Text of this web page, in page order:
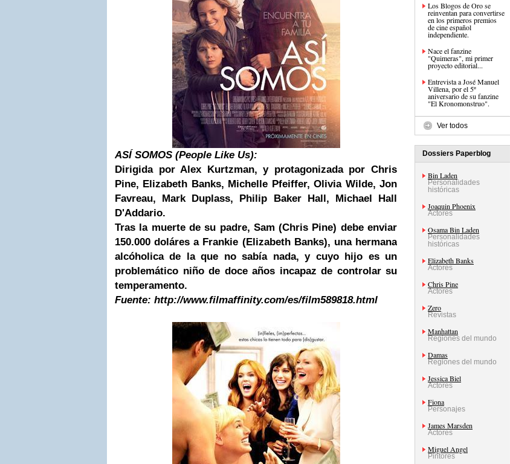
ASÍ SOMOS (People Like Us):
Dirigida por Alex Kurtzman, y protagonizada por Chris
Pine, Elizabeth Banks, Michelle Pfeiffer, Olivia Wilde, Jon
Favreau, Mark Duplass, Philip Baker Hall, Michael Hall
D'Addario.
Tras la muerte de su padre, Sam (Chris Pine) debe enviar
150.000 doláres a Frankie (Elizabeth Banks), una hermana
alcóholica de la que no sabía nada, y cuyo hijo es un
problemático niño de doce años incapaz de controlar su
temperamento.
Fuente: http://www.filmaffinity.com/es/film589818.html
Los Blogos de Oro se
reinventan para convertirse
en los primeros premios
de cine español
independiente.
Nace el fanzine
"Quimeras", mi primer
proyecto editorial...
Entrevista a José Manuel
Villena, por el 5º
aniversario de su fanzine
"El Kronomonstruo".
Ver todos
Dossiers Paperblog
Bin Laden
Personalidades
históricas
Joaquin Phoenix
Actores
Osama Bin Laden
Personalidades
históricas
Elizabeth Banks
Actores
Chris Pine
Actores
Zero
Revistas
Manhattan
Regiones del mundo
Damas
Regiones del mundo
Jessica Biel
Actores
Fiona
Personajes
James Marsden
Actores
Miguel Angel
Pintores